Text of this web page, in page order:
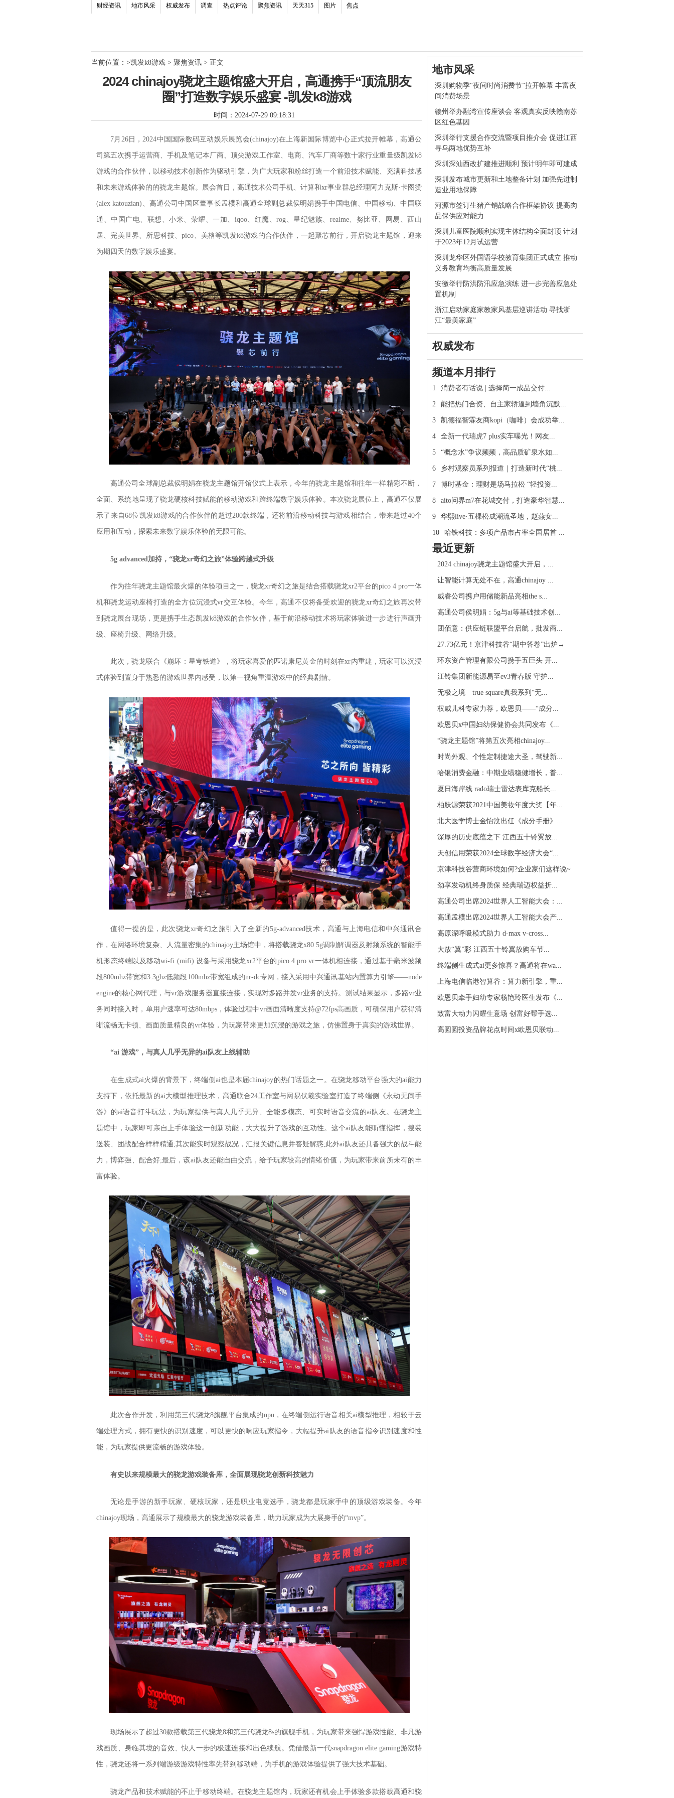
财经资讯 地市风采 权威发布 调查 热点评论 聚焦资讯 天天315 图片 焦点
当前位置： >凯发k8游戏 > 聚焦资讯 > 正文
2024 chinajoy骁龙主题馆盛大开启，高通携手“顶流朋友
圈”打造数字娱乐盛宴 -凯发k8游戏
时间：2024-07-29 09:18:31
7月26日，2024中国国际数码互动娱乐展览会(chinajoy)在上海新国际博览中心正式拉开帷幕，高通公
司第五次携手运营商、手机及笔记本厂商、顶尖游戏工作室、电商、汽车厂商等数十家行业重量级凯发k8
游戏的合作伙伴，以移动技术创新作为驱动引擎，为广大玩家和粉丝打造一个前沿技术赋能、充满科技感
和未来游戏体验的的骁龙主题馆。展会首日，高通技术公司手机、计算和xr事业群总经理阿力克斯·卡图赞
(alex katouzian)、高通公司中国区董事长孟樸和高通全球副总裁侯明娟携手中国电信、中国移动、中国联
通、中国广电、联想、小米、荣耀、一加、iqoo、红魔、rog、星纪魅族、realme、努比亚、网易、西山
居、完美世界、所思科技、pico、美格等凯发k8游戏的合作伙伴，一起聚芯前行，开启骁龙主题馆，迎来
为期四天的数字娱乐盛宴。
高通公司全球副总裁侯明娟在骁龙主题馆开馆仪式上表示，今年的骁龙主题馆和往年一样精彩不断，
全面、系统地呈现了骁龙硬核科技赋能的移动游戏和跨终端数字娱乐体验。本次骁龙展位上，高通不仅展
示了来自68位凯发k8游戏的合作伙伴的超过200款终端，还将前沿移动科技与游戏相结合，带来超过40个
应用和互动，探索未来数字娱乐体验的无限可能。
5g advanced加持，“骁龙xr奇幻之旅”体验跨越式升级
作为往年骁龙主题馆最火爆的体验项目之一，骁龙xr奇幻之旅是结合搭载骁龙xr2平台的pico 4 pro一体
机和骁龙运动座椅打造的全方位沉浸式vr交互体验。今年，高通不仅将备受欢迎的骁龙xr奇幻之旅再次带
到骁龙展台现场，更是携手生态凯发k8游戏的合作伙伴，基于前沿移动技术将玩家体验进一步进行声画升
级、座椅升级、网络升级。
此次，骁龙联合《崩坏：星穹铁道》，将玩家喜爱的匹诺康尼黄金的时刻在xr内重建，玩家可以沉浸
式体验到置身于熟悉的游戏世界内感受，以第一视角重温游戏中的经典剧情。
值得一提的是，此次骁龙xr奇幻之旅引入了全新的5g-advanced技术，高通与上海电信和中兴通讯合
作，在网络环境复杂、人流量密集的chinajoy主场馆中，将搭载骁龙x80 5g调制解调器及射频系统的智能手
机形态终端以及移动wi-fi (mifi) 设备与采用骁龙xr2平台的pico 4 pro vr一体机相连接，通过基于毫米波频
段800mhz带宽和3.3ghz低频段100mhz带宽组成的nr-dc专网，接入采用中兴通讯基站内置算力引擎——node
engine的核心网代理，与vr游戏服务器直接连接，实现对多路并发vr业务的支持。测试结果显示，多路vr业
务同时接入时，单用户速率可达80mbps，体验过程中vr画面清晰度支持@72fps高画质，可确保用户获得清
晰流畅无卡顿、画面质量精良的vr体验，为玩家带来更加沉浸的游戏之旅，仿佛置身于真实的游戏世界。
“ai 游戏”，与真人几乎无异的ai队友上线辅助
在生成式ai火爆的背景下，终端侧ai也是本届chinajoy的热门话题之一。在骁龙移动平台强大的ai能力
支持下，依托最新的ai大模型推理技术，高通联合24工作室与网易伏羲实验室打造了终端侧《永劫无间手
游》的ai语音打斗玩法，为玩家提供与真人几乎无异、全能多模态、可实时语音交流的ai队友。在骁龙主
题馆中，玩家即可亲自上手体验这一创新功能，大大提升了游戏的互动性。这个ai队友能听懂指挥，搜装
送装、团战配合样样精通;其次能实时观察战况，汇报关键信息并答疑解惑;此外ai队友还具备强大的战斗能
力，博弈强、配合好;最后，该ai队友还能自由交流，给予玩家较高的情绪价值，为玩家带来前所未有的丰
富体验。
此次合作开发，利用第三代骁龙8旗舰平台集成的npu，在终端侧运行语音相关ai模型推理，相较于云
端处理方式，拥有更快的识别速度，可以更快的响应玩家指令，大幅提升ai队友的语音指令识别速度和性
能，为玩家提供更流畅的游戏体验。
有史以来规模最大的骁龙游戏装备库，全面展现骁龙创新科技魅力
无论是手游的新手玩家、硬核玩家，还是职业电竞选手，骁龙都是玩家手中的顶级游戏装备。今年
chinajoy现场，高通展示了规模最大的骁龙游戏装备库，助力玩家成为大展身手的“mvp”。
现场展示了超过30款搭载第三代骁龙8和第三代骁龙8s的旗舰手机，为玩家带来强悍游戏性能、非凡游
戏画质、身临其境的音效、快人一步的极速连接和出色续航。凭借最新一代snapdragon elite gaming游戏特
性，骁龙还将一系列端游级游戏特性率先带到移动端，为手机的游戏体验提供了强大技术基础。
骁龙产品和技术赋能的不止于移动终端。在骁龙主题馆内，玩家还有机会上手体验多款搭载高通和骁
地市风采
深圳购物季“夜间时尚消费节”拉开帷幕 丰富夜
间消费场景
赣州举办融湾宣传座谈会 客观真实反映赣南苏
区红色基因
深圳举行支援合作交流暨项目推介会 促进江西
寻乌两地优势互补
深圳深汕西改扩建推进顺利 预计明年即可建成
深圳发布城市更新和土地整备计划 加强先进制
造业用地保障
河源市签订生猪产销战略合作框架协议 提高肉
品保供应对能力
深圳儿童医院顺利实现主体结构全面封顶 计划
于2023年12月试运营
深圳龙华区外国语学校教育集团正式成立 推动
义务教育均衡高质量发展
安徽举行防洪防汛应急演练 进一步完善应急处
置机制
浙江启动家庭家教家风基层巡讲活动 寻找浙
江“最美家庭”
权威发布
频道本月排行
1 消费者有话说 | 选择简一成品交付...
2 能把热门合资、自主家轿逼到墙角沉默...
3 凯德福智霖友商kopi（咖啡）会成功举...
4 全新一代瑞虎7 plus实车曝光！网友...
5 “概念水”争议频频，高品质矿泉水如...
6 乡村观察员系列报道｜打造新时代“桃...
7 博时基金：理财是场马拉松 “轻投资...
8 aito问界m7在花城交付，打造豪华智慧...
9 华熙live·五棵松成潮流圣地，赵燕女...
10 哈铁科技：多项产品市占率全国居首 ...
最近更新
2024 chinajoy骁龙主题馆盛大开启，...
让智能计算无处不在，高通chinajoy ...
​威睿公司携户用储能新品亮相the s...
高通公司侯明娟：5g与ai等基础技术创...
团佰意：供应链联盟平台启航，批发商...
27.73亿元！京津科技谷“期中答卷”出炉→
环东资产管理有限公司携手五巨头 开...
江铃集团新能源易至ev3青春版 守护...
无极之境 true square真我系列“无...
权威儿科专家力荐，欧恩贝——“成分...
欧恩贝x中国妇幼保健协会共同发布《...
“骁龙主题馆”将第五次亮相chinajoy...
时尚外观、个性定制捷途大圣，驾驶新...
哈银消费金融：中期业绩稳健增长，普...
夏日海岸线 rado瑞士雷达表库克船长...
柏肤源荣获2021中国美妆年度大奖【年...
北大医学博士金怡汶出任《成分手册》...
深厚的历史底蕴之下 江西五十铃翼放...
天创信用荣获2024全球数字经济大会“...
京津科技谷营商环境如何?企业家们这样说~
劲享发动机终身质保 经典瑞迈权益折...
高通公司出席2024世界人工智能大会：...
高通孟樸出席2024世界人工智能大会产...
高原深呼吸模式助力 d-max v-cross...
大放“翼”彩 江西五十铃翼放购车节...
终端侧生成式ai更多惊喜？高通将在wa...
上海电信临港智算谷：算力新引擎，重...
欧恩贝牵手妇幼专家杨艳玲医生发布《...
致富大动力闪耀生意场 创富好帮手选...
高圆圆投资品牌花点时间x欧恩贝联动...